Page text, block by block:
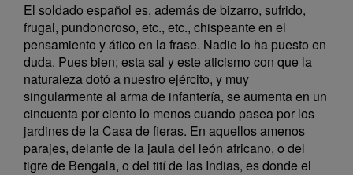
El soldado español es, además de bizarro, sufrido,
frugal, pundonoroso, etc., etc., chispeante en el
pensamiento y ático en la frase. Nadie lo ha puesto en
duda. Pues bien; esta sal y este aticismo con que la
naturaleza dotó a nuestro ejército, y muy
singularmente al arma de infantería, se aumenta en un
cincuenta por ciento lo menos cuando pasea por los
jardines de la Casa de fieras. En aquellos amenos
parajes, delante de la jaula del león africano, o del
tigre de Bengala, o del tití de las Indias, es donde el